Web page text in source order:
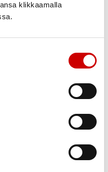
klikkaamalla
on 044 311